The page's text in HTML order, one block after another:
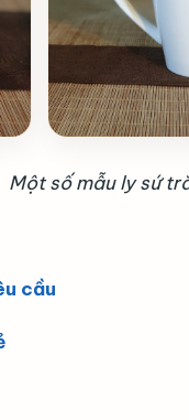
Một số mẫu ly sứ
cầu